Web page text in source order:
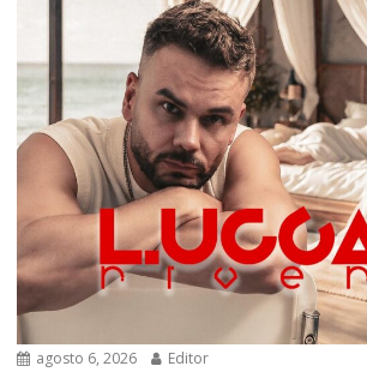
agosto 6, 2026 Editor